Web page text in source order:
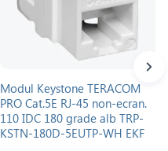
Modul Keystone TERACOM
PRO Cat.5E RJ-45 non-ecran.
110 IDC 180 grade alb TRP-
KSTN-180D-5EUTP-WH EKF